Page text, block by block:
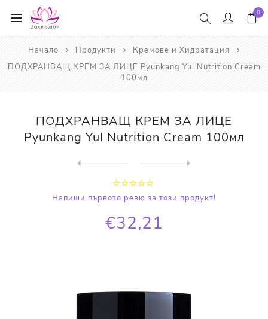
0
Начало Продукти
Кремове и Хидратация
ПОДХРАНВАЩ КРЕМ ЗА ЛИЦЕ Pyunkang Yul Nutrition Cream
100мл
ПОДХРАНВАЩ КРЕМ ЗА ЛИЦЕ
Pyunkang Yul Nutrition Cream 100мл
Напиши първото ревю за този продукт!
€32,21